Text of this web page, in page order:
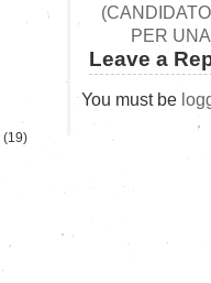
PER
Leave a
You must be
(19)